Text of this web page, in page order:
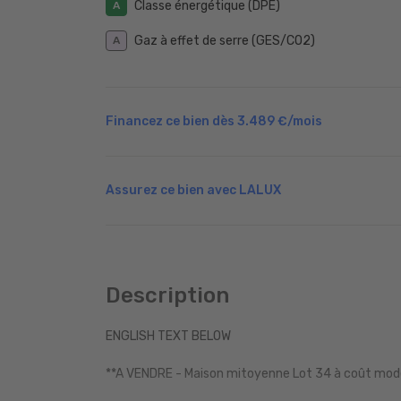
A Classe énergétique (DPE)
A Gaz à effet de serre (GES/CO2)
Financez ce bien dès 3.489 €/mois
Assurez ce bien avec LALUX
Description
ENGLISH TEXT BELOW
**A VENDRE - Maison mitoyenne Lot 34 à coût